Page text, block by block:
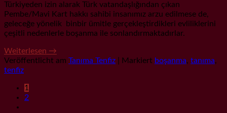
Türkiyeden izin alarak Türk vatandaşlığından çıkan
Pembe/Mavi Kart hakkı sahibi insanımız arzu edilmese de,
geleceğe yönelik binbir ümitle gerçekleştirdikleri evliliklerini
çeşitli nedenlerle boşanma ile sonlandırmaktadırlar.
Weiterlesen →
Veröffentlicht am Tanıma Tenfiz Markiert boşanma, tanıma,
tenfiz
1
2